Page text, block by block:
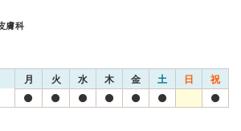
膚科
月 火 水 木 金 土 日 祝